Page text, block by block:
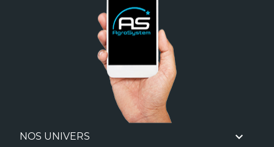
2,5 cm
3,2 cm
3,8 cm
4,4 cm
5,1 cm
1 " = 2,54 cm
1 cm = 0,39 "
NOS UNIVERS 